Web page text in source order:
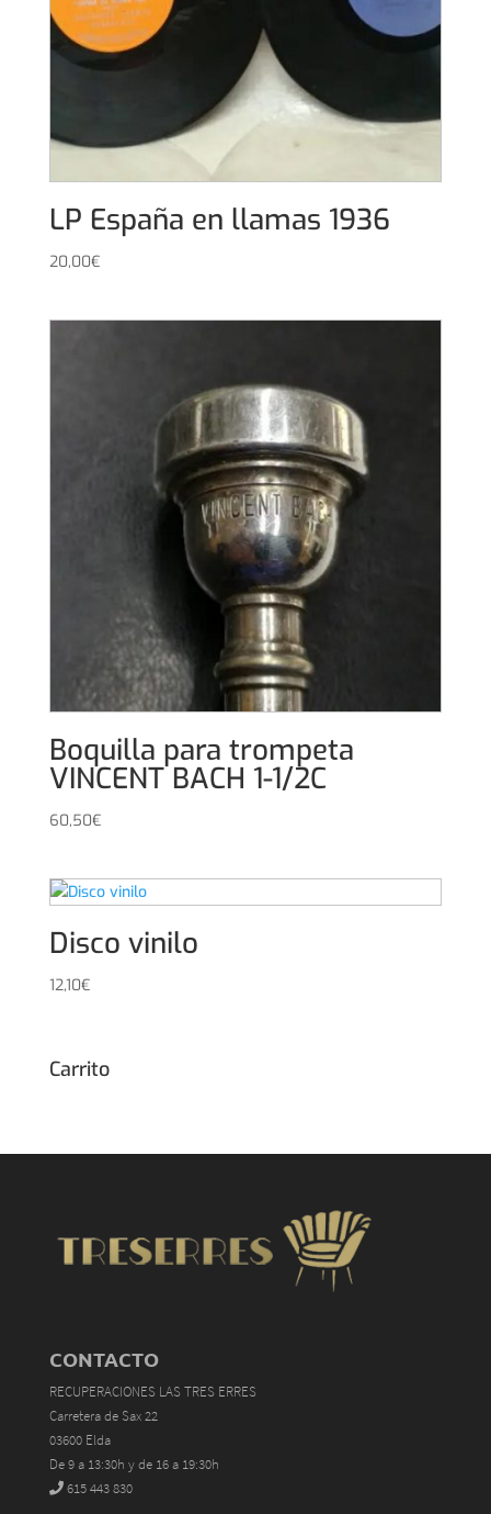
LP España en llamas 1936
20,00€
Boquilla para trompeta
VINCENT BACH 1-1/2C
60,50€
Disco vinilo
12,10€
Carrito
CONTACTO
RECUPERACIONES LAS TRES ERRES
Carretera de Sax 22
03600 Elda
De 9 a 13:30h y de 16 a 19:30h
615 443 830